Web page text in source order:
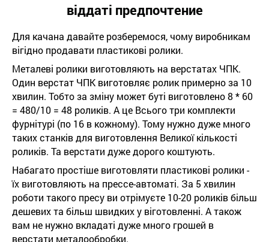
віддаті предпочтение
Для качана давайте розберемося, чому виробникам
вігідно продавати пластикові ролики.
Металеві ролики виготовляють на верстатах ЧПК.
Один верстат ЧПК виготовляє ролик примерно за 10
хвилин. Тобто за зміну может буті виготовлено 8 * 60
= 480/10 = 48 роликів. А це Всього три комплекти
фурнітурі (по 16 в кожному). Тому нужно дуже много
таких станків для виготовлення Великої кількості
роликів. Та верстати дуже дорого коштують.
Набагато простіше виготовляти пластикові ролики -
їх виготовляють на прессе-автоматі. За 5 хвилин
роботи такого пресу ви отрімуєте 10-20 роликів більш
дешевих та більш швидких у віготовленні. А також
вам не нужно вкладаті дуже много грошей в
верстати металообробки.